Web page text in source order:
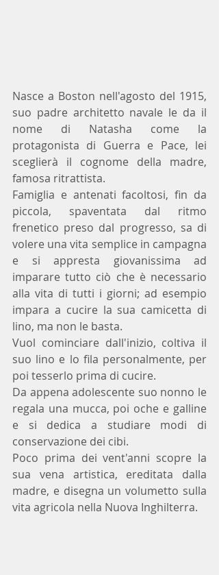
Nasce a Boston nell'agosto del 1915,
suo padre architetto navale le da il
nome di Natasha come la
protagonista di Guerra e Pace, lei
sceglierà il cognome della madre,
famosa ritrattista.
Famiglia e antenati facoltosi, fin da
piccola, spaventata dal ritmo
frenetico preso dal progresso, sa di
volere una vita semplice in campagna
e si appresta giovanissima ad
imparare tutto ciò che è necessario
alla vita di tutti i giorni; ad esempio
impara a cucire la sua camicetta di
lino, ma non le basta.
Vuol cominciare dall'inizio, coltiva il
suo lino e lo fila personalmente, per
poi tesserlo prima di cucire.
Da appena adolescente suo nonno le
regala una mucca, poi oche e galline
e si dedica a studiare modi di
conservazione dei cibi.
Poco prima dei vent'anni scopre la
sua vena artistica, ereditata dalla
madre, e disegna un volumetto sulla
vita agricola nella Nuova Inghilterra.